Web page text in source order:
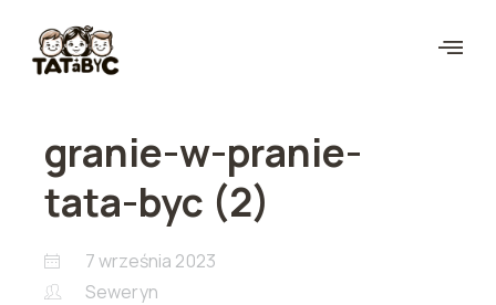
granie-w-pranie-
tata-byc (2)
7 września 2023
Seweryn